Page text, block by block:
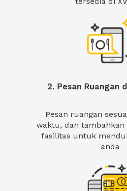
2. Pesan Ruangan
Pesan ruangan
waktu, dan tambahkan
fasilitas untuk
anda